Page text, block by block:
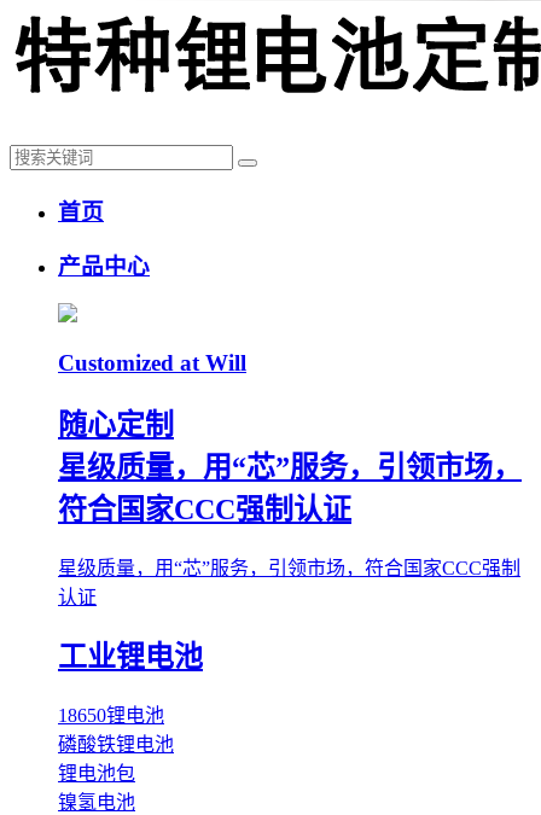
首页
产品中心
Customized at Will
随心定制
星级质量，用“芯”服务，引领市场，
符合国家CCC强制认证
星级质量，用“芯”服务，引领市场，符合国家CCC强制
认证
工业锂电池
18650锂电池
磷酸铁锂电池
锂电池包
镍氢电池